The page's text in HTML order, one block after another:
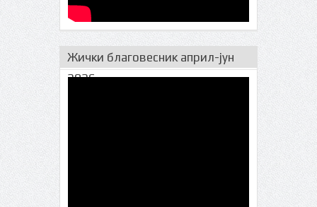
Жички благовесник април-јун
2026.